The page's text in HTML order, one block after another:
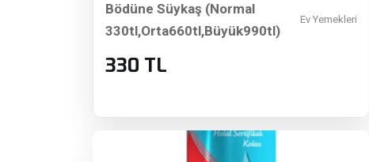
Bödüne Süykaş (Normal
330tl,Orta660tl,Büyük990tl)
Ev Yemekleri
330 TL